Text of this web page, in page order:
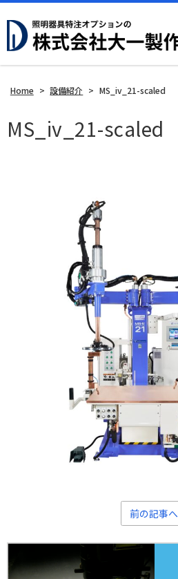
Home > 設備紹介 > MS_iv_21-scaled
MS_iv_21-scaled
前の記事へ